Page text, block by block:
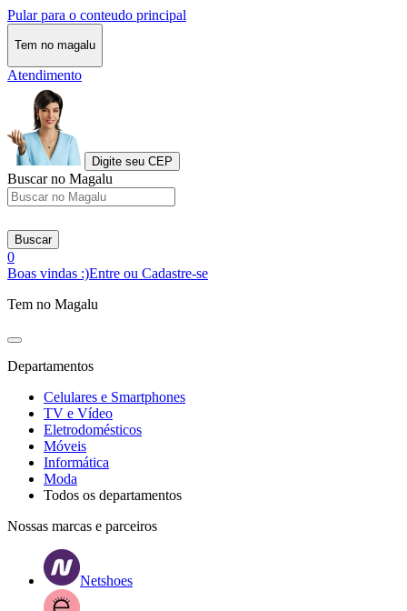
Pular para o conteudo principal
Tem no magalu
Atendimento
Digite seu CEP
Buscar no Magalu
Buscar
0
Boas vindas :)Entre ou Cadastre-se
Tem no Magalu
Departamentos
Celulares e Smartphones
TV e Vídeo
Eletrodomésticos
Móveis
Informática
Moda
Todos os departamentos
Nossas marcas e parceiros
Netshoes